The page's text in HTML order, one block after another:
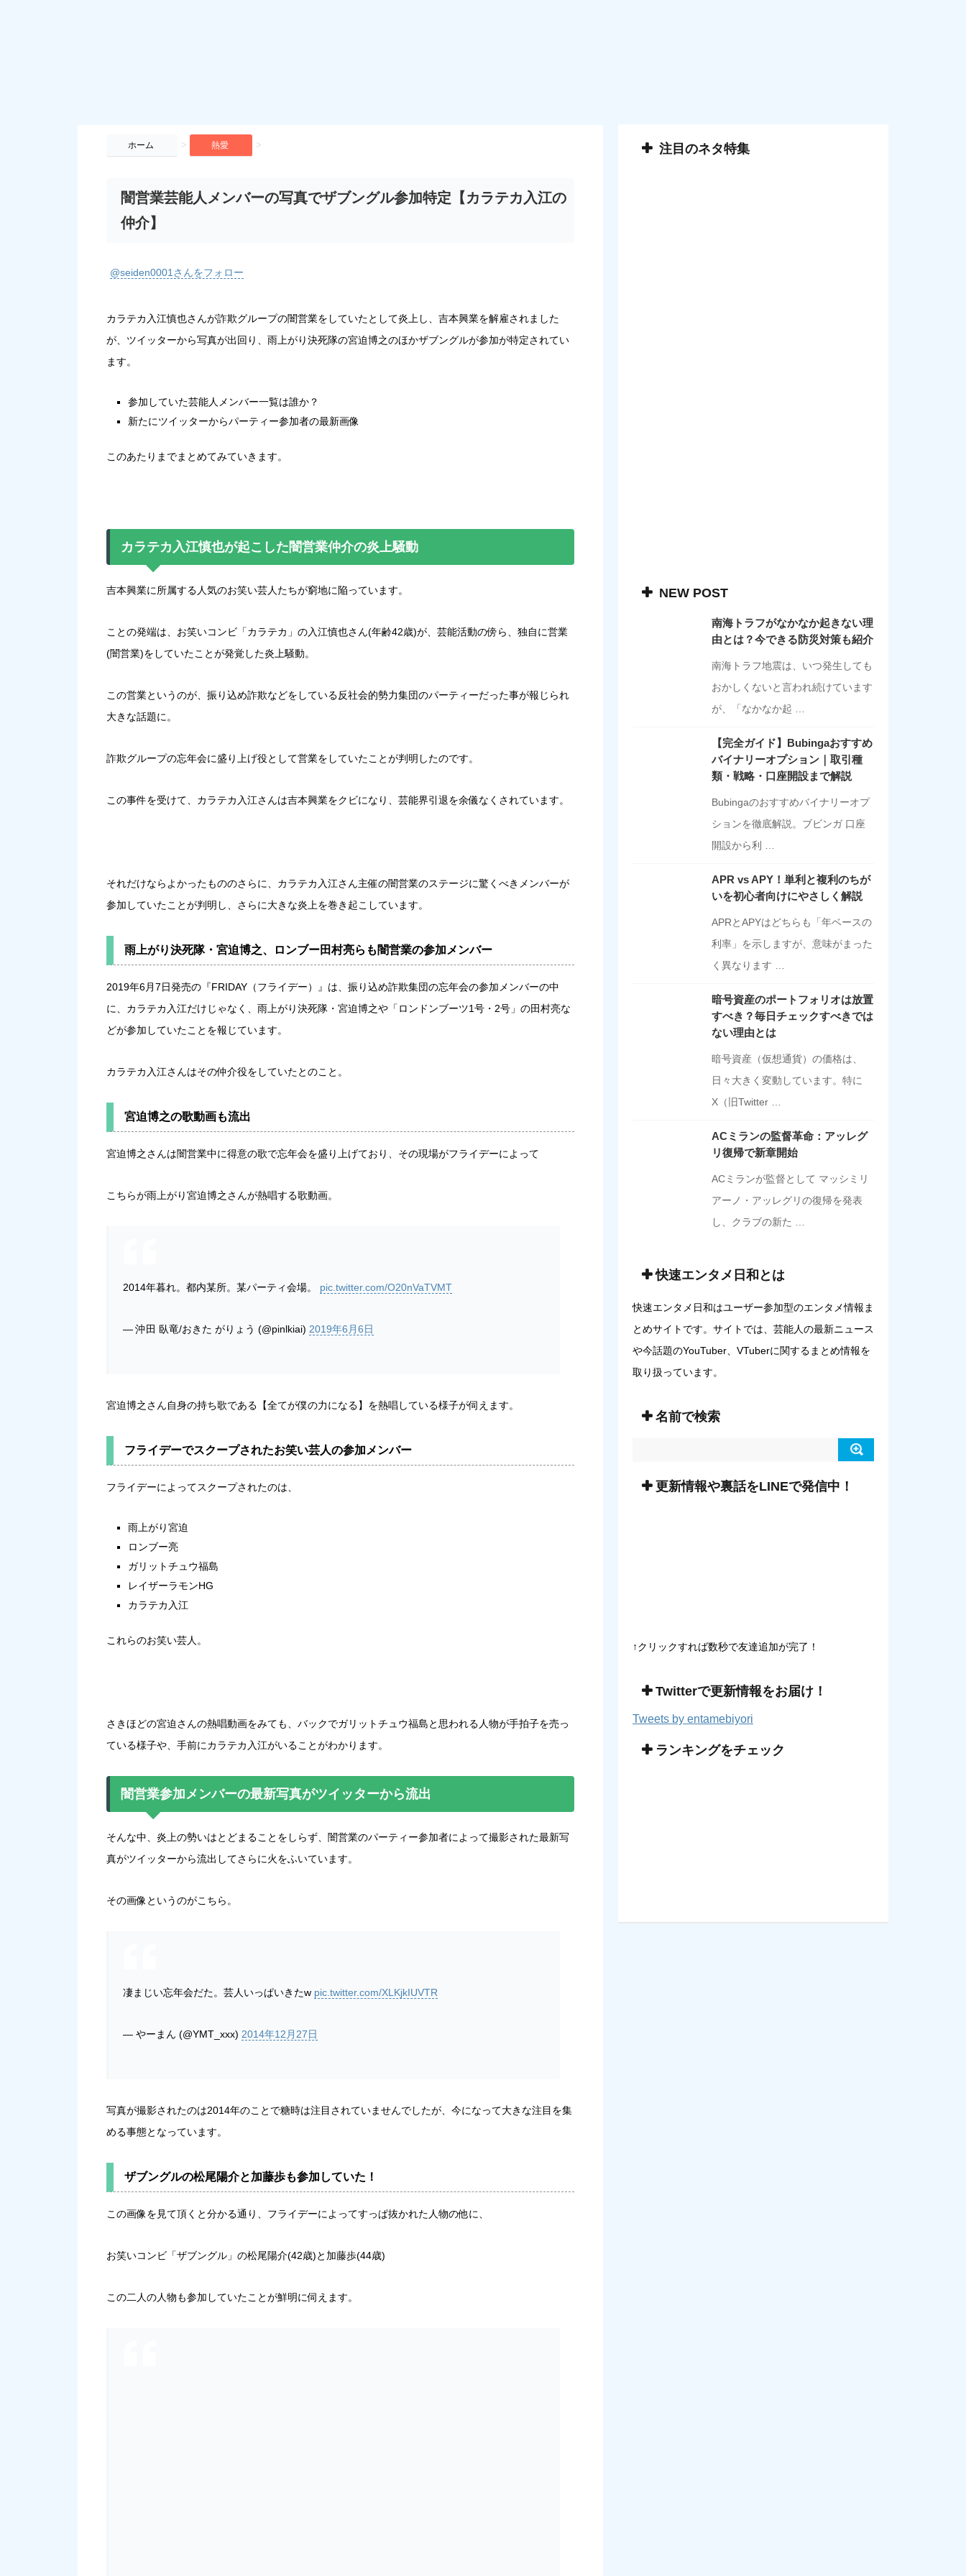
ホーム > 熱愛 >
闇営業芸能人メンバーの写真でザブングル参加特定【カラテカ入江の
仲介】
@seiden0001さんをフォロー
カラテカ入江慎也さんが詐欺グループの闇営業をしていたとして炎上し、吉本興業を解雇されました
が、ツイッターから写真が出回り、雨上がり決死隊の宮迫博之のほかザブングルが参加が特定されてい
ます。
参加していた芸能人メンバー一覧は誰か？
新たにツイッターからパーティー参加者の最新画像
このあたりまでまとめてみていきます。
カラテカ入江慎也が起こした闇営業仲介の炎上騒動
吉本興業に所属する人気のお笑い芸人たちが窮地に陥っています。
ことの発端は、お笑いコンビ「カラテカ」の入江慎也さん(年齢42歳)が、芸能活動の傍ら、独自に営業
(闇営業)をしていたことが発覚した炎上騒動。
この営業というのが、振り込め詐欺などをしている反社会的勢力集団のパーティーだった事が報じられ
大きな話題に。
詐欺グループの忘年会に盛り上げ役として営業をしていたことが判明したのです。
この事件を受けて、カラテカ入江さんは吉本興業をクビになり、芸能界引退を余儀なくされています。
それだけならよかったもののさらに、カラテカ入江さん主催の闇営業のステージに驚くべきメンバーが
参加していたことが判明し、さらに大きな炎上を巻き起こしています。
雨上がり決死隊・宮迫博之、ロンブー田村亮らも闇営業の参加メンバー
2019年6月7日発売の『FRIDAY（フライデー）』は、振り込め詐欺集団の忘年会の参加メンバーの中
に、カラテカ入江だけじゃなく、雨上がり決死隊・宮迫博之や「ロンドンブーツ1号・2号」の田村亮な
どが参加していたことを報じています。
カラテカ入江さんはその仲介役をしていたとのこと。
宮迫博之の歌動画も流出
宮迫博之さんは闇営業中に得意の歌で忘年会を盛り上げており、その現場がフライデーによって
こちらが雨上がり宮迫博之さんが熱唱する歌動画。
2014年暮れ。都内某所。某パーティ会場。 pic.twitter.com/O20nVaTVMT
— 沖田 臥竜/おきた がりょう (@pinlkiai) 2019年6月6日
宮迫博之さん自身の持ち歌である【全てが僕の力になる】を熱唱している様子が伺えます。
フライデーでスクープされたお笑い芸人の参加メンバー
フライデーによってスクープされたのは、
雨上がり宮迫
ロンブー亮
ガリットチュウ福島
レイザーラモンHG
カラテカ入江
これらのお笑い芸人。
さきほどの宮迫さんの熱唱動画をみても、バックでガリットチュウ福島と思われる人物が手拍子を売っ
ている様子や、手前にカラテカ入江がいることがわかります。
闇営業参加メンバーの最新写真がツイッターから流出
そんな中、炎上の勢いはとどまることをしらず、闇営業のパーティー参加者によって撮影された最新写
真がツイッターから流出してさらに火をふいています。
その画像というのがこちら。
凄まじい忘年会だた。芸人いっぱいきたw pic.twitter.com/XLKjkIUVTR
— やーまん (@YMT_xxx) 2014年12月27日
写真が撮影されたのは2014年のことで糖時は注目されていませんでしたが、今になって大きな注目を集
める事態となっています。
ザブングルの松尾陽介と加藤歩も参加していた！
この画像を見て頂くと分かる通り、フライデーによってすっぱ抜かれた人物の他に、
お笑いコンビ「ザブングル」の松尾陽介(42歳)と加藤歩(44歳)
この二人の人物も参加していたことが鮮明に伺えます。
注目のネタ特集
NEW POST
南海トラフがなかなか起きない理
由とは？今できる防災対策も紹介
南海トラフ地震は、いつ発生しても
おかしくないと言われ続けています
が、「なかなか起 …
【完全ガイド】Bubingaおすすめ
バイナリーオプション｜取引種
類・戦略・口座開設まで解説
Bubingaのおすすめバイナリーオプ
ションを徹底解説。ブビンガ 口座
開設から利 …
APR vs APY！単利と複利のちが
いを初心者向けにやさしく解説
APRとAPYはどちらも「年ベースの
利率」を示しますが、意味がまった
く異なります …
暗号資産のポートフォリオは放置
すべき？毎日チェックすべきでは
ない理由とは
暗号資産（仮想通貨）の価格は、
日々大きく変動しています。特に
X（旧Twitter …
ACミランの監督革命：アッレグ
リ復帰で新章開始
ACミランが監督として マッシミリ
アーノ・アッレグリの復帰を発表
し、クラブの新た …
快速エンタメ日和とは
快速エンタメ日和はユーザー参加型のエンタメ情報ま
とめサイトです。サイトでは、芸能人の最新ニュース
や今話題のYouTuber、VTuberに関するまとめ情報を
取り扱っています。
名前で検索
更新情報や裏話をLINEで発信中！
↑クリックすれば数秒で友達追加が完了！
Twitterで更新情報をお届け！
Tweets by entamebiyori
ランキングをチェック